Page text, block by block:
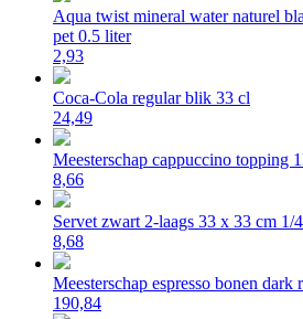
Aqua twist mineral water naturel
pet 0.5 liter
2,93
Coca-Cola regular blik 33 cl
24,49
Meesterschap cappuccino topping
8,66
Servet zwart 2-laags 33 x 33 cm 1/
8,68
Meesterschap espresso bonen dark
190,84